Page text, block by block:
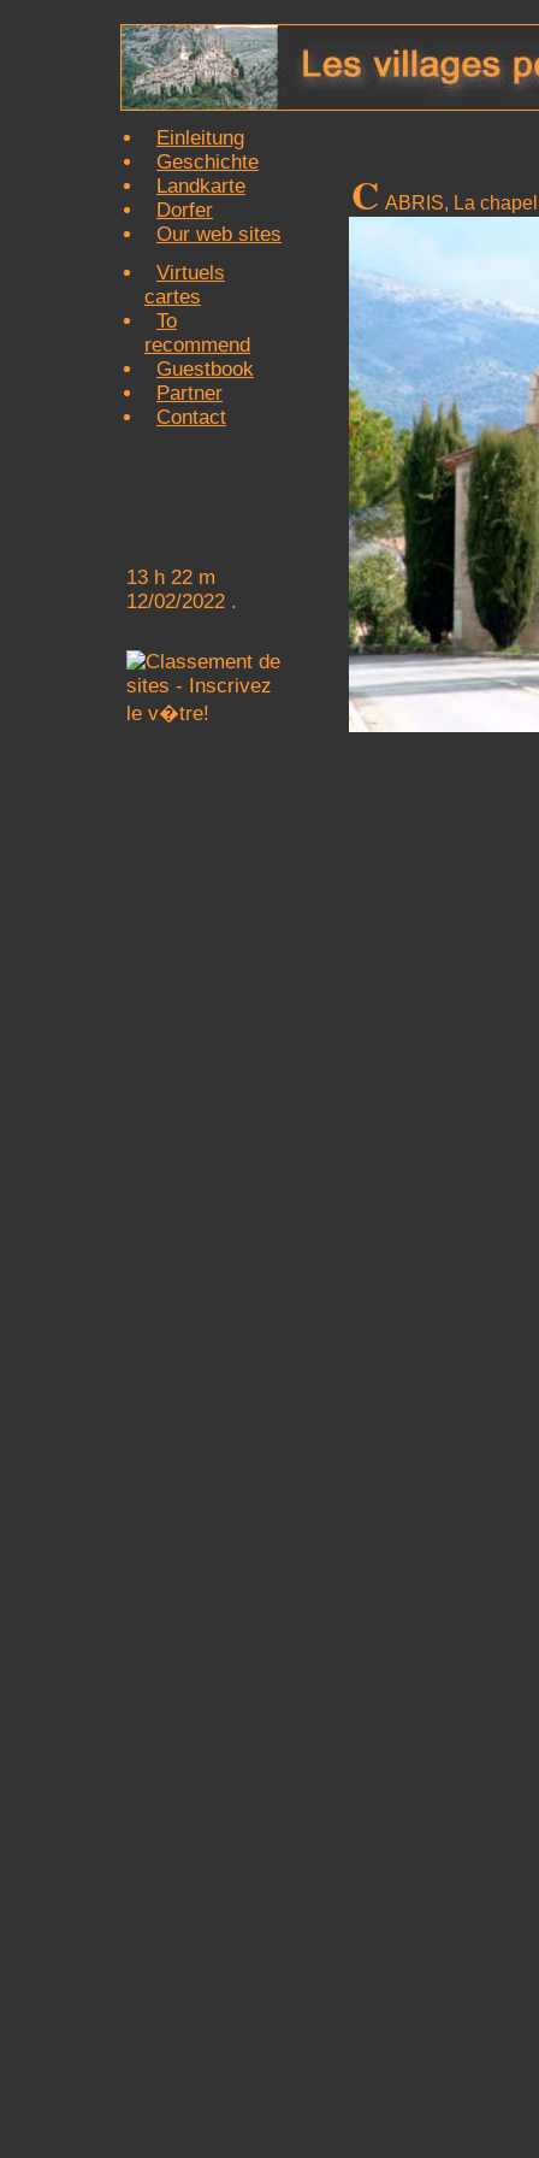
Einleitung
Geschichte
Landkarte
Dorfer
Our web sites
Virtuels
cartes
To
recommend
Guestbook
Partner
Contact
13 h 22 m
12/02/2022 .
C ABRIS, La